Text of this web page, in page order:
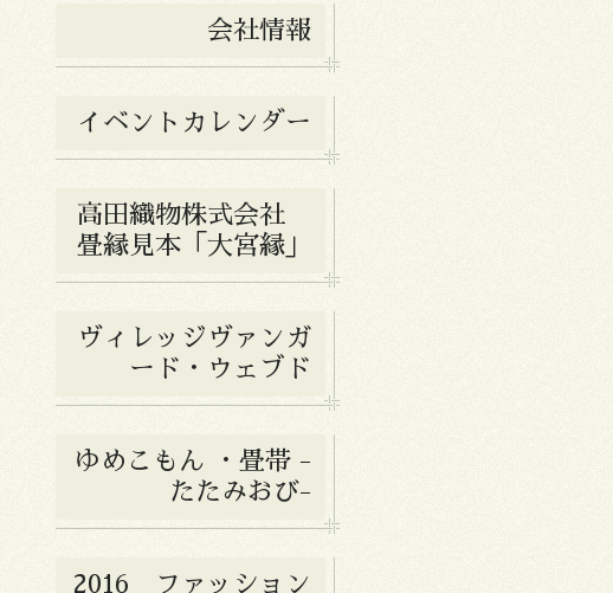
会社情報
イベントカレンダー
高田織物株式会社
畳縁見本「大宮縁」
ヴィレッジヴァンガ
ード・ウェブド
ゆめこもん ・畳帯 -
たたみおび-
2016 ファッション